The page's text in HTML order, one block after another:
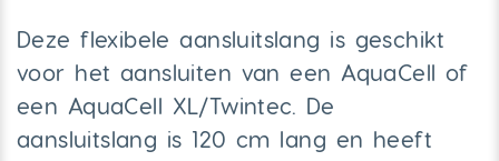
Deze flexibele aansluitslang is geschikt
voor het aansluiten van een AquaCell of
een AquaCell XL/Twintec. De
aansluitslang is 120 cm lang en heeft